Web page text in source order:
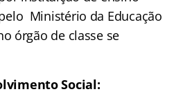
Ministério da Educação
órgão de classe se
Social: